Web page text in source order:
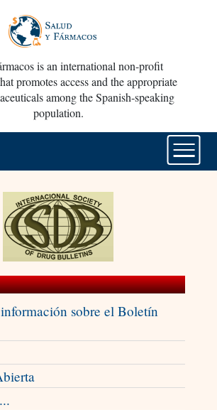
is an international non-profit
promotes access and the appropriate
among the Spanish-speaking
population.
sobre el Boletín